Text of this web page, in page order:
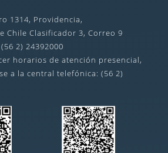
1314, Providencia,
Chile Clasificador 3, Correo 9
(56 2) 24392000
horarios de atención presencial,
a la central telefónica: (56 2)